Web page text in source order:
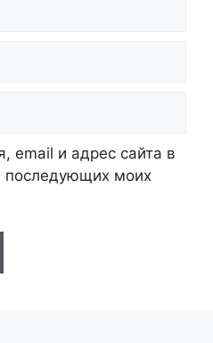
email и адрес сайта в
последующих моих